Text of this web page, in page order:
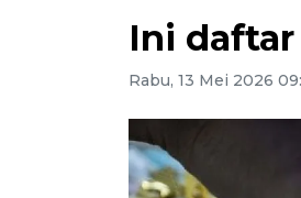
Ini
Rabu, 13 Mei 2026